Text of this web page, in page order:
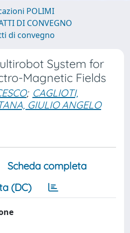
POLIMI
DI CONVEGNO
di convegno
System for
Magnetic Fields
; CAGLIOTI,
GIULIO ANGELO
Scheda completa
(DC)